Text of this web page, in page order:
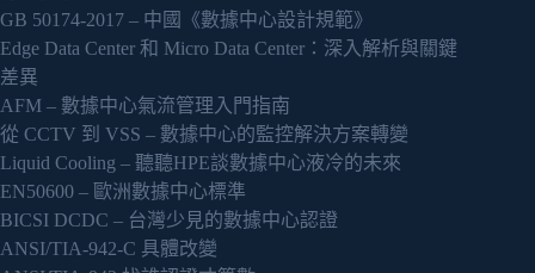
GB 50174-2017 – 中國《數據中心設計規範》
Edge Data Center 和 Micro Data Center：深入解析與關鍵
差異
AFM – 數據中心氣流管理入門指南
從 CCTV 到 VSS – 數據中心的監控解決方案轉變
Liquid Cooling – 聽聽HPE談數據中心液冷的未來
EN50600 – 歐洲數據中心標準
BICSI DCDC – 台灣少見的數據中心認證
ANSI/TIA-942-C 具體改變